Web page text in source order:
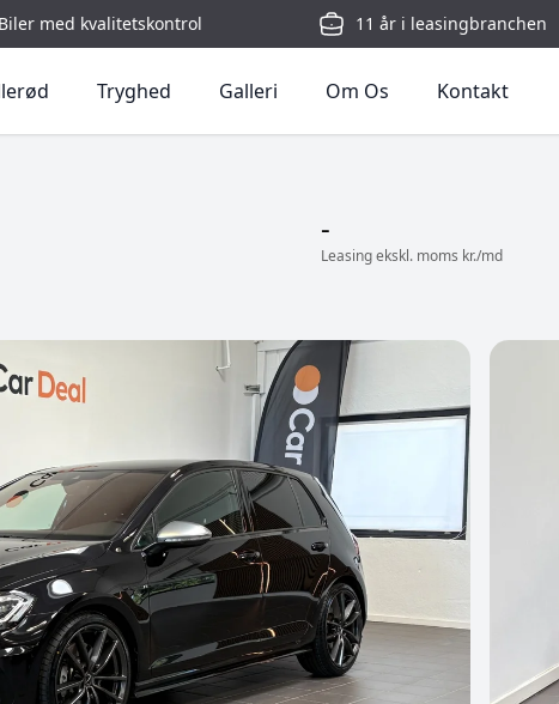
Biler med kvalitetskontrol 11 år i leasingbranchen
Tryghed Galleri Om Os Kontakt
-
Leasing ekskl. moms kr./md